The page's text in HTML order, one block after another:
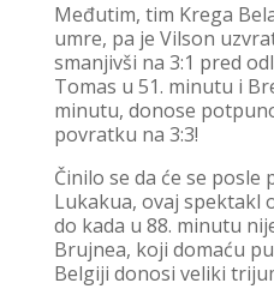
Međutim, tim Krega
umre, pa je Vilson
smanjivši na 3:1 pred
Tomas u 51. minutu i
minutu, donose
povratku na 3:3!
Činilo se da će se
Lukakua, ovaj spektakl
do kada u 88. minutu
Brujnea, koji domaću
Belgiji donosi veliki